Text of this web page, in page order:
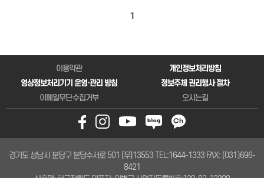
1
이용약관
개인정보처리방침
영상정보처리기기 운영·관리 방침
정보주체 권리행사 절차
이메일무단수집거부
오시는길
경기도 성남시 분당구 분당수서로 501 (우)13553 TEL:1644-1333 FAX: (031)696-
8421